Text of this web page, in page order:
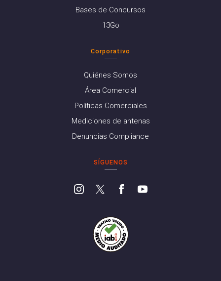
Bases de Concursos
13Go
Corporativo
Quiénes Somos
Área Comercial
Políticas Comerciales
Mediciones de antenas
Denuncias Compliance
SÍGUENOS